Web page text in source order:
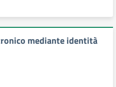
mediante identità